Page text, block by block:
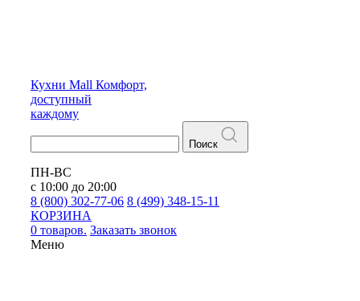
Кухни Mall Комфорт,
доступный
каждому
Поиск
ПН-ВС
с 10:00 до 20:00
8 (800) 302-77-06 8 (499) 348-15-11
КОРЗИНА
0 товаров. Заказать звонок
Меню